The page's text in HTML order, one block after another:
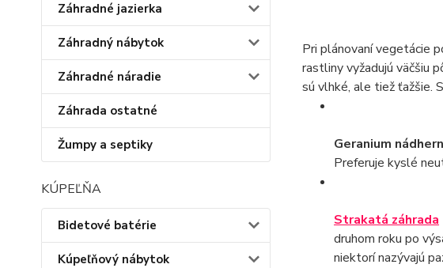
Záhradné jazierka
Záhradný nábytok
Záhradné náradie
Záhrada ostatné
Žumpy a septiky
KÚPEĽŇA
Bidetové batérie
Kúpeľňový nábytok
Pri plánovaní vegetácie
rastliny vyžadujú väčšiu
sú vlhké, ale tiež ťažšie.
Geranium
Preferuje kyslé
Strakatá záhrada
druhom roku po
niektorí nazývajú